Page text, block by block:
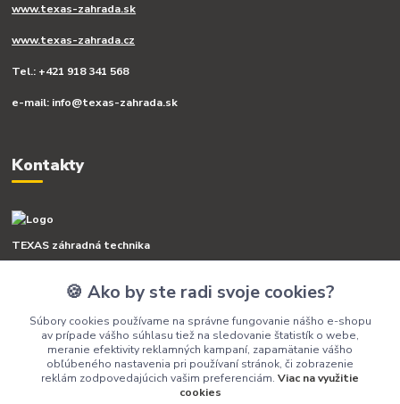
www.texas-zahrada.sk
www.texas-zahrada.cz
Tel.: +421 918 341 568
e-mail: info@texas-zahrada.sk
Kontakty
TEXAS záhradná technika
+421 918 341 568
info@texas-zahrada.sk
🍪 Ako by ste radi svoje cookies?
Súbory cookies používame na správne fungovanie nášho e-shopu
av prípade vášho súhlasu tiež na sledovanie štatistík o webe,
meranie efektivity reklamných kampaní, zapamätanie vášho
obľúbeného nastavenia pri používaní stránok, či zobrazenie
reklám zodpovedajúcich vašim preferenciám. Viac na využitie
cookies